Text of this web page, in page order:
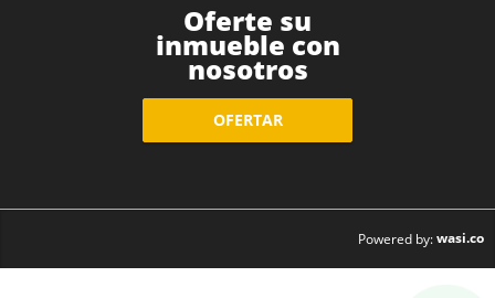
Oferte su
inmueble con
nosotros
OFERTAR
Powered by:wasi.co